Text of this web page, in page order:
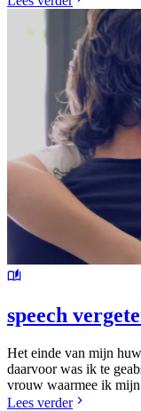
speech
Het einde van mijn
daarvoor was ik te
vrouw waarmee ik
Lees verder